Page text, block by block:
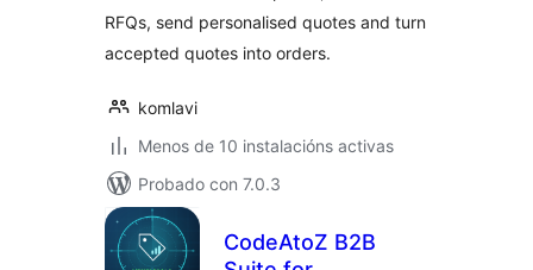
RFQs, send personalised quotes and turn
accepted quotes into orders.
komlavi
Menos de 10 instalacións activas
Probado con 7.0.3
CodeAtoZ B2B